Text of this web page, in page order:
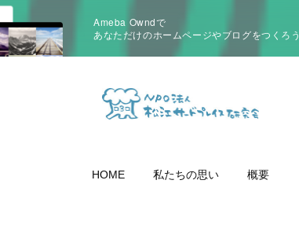
Ameba Owndで
あなただけのホームページやブログをつくろう
HOME 私たちの思い 概要